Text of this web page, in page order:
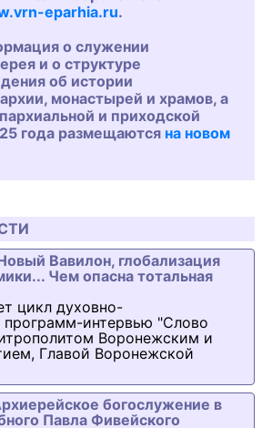
eparhia.ru.
о служении
и о структуре
об истории
монастырей и храмов, а
и приходской
года размещаются на новом
Вавилон, глобализация
Чем опасна тотальная
цикл духовно-
программ-интервью "Слово
Воронежским и
Главой Воронежской
богослужение в
Павла Фивейского